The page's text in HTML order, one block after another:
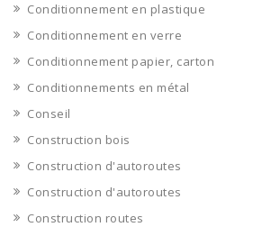
Conditionnement en plastique
Conditionnement en verre
Conditionnement papier, carton
Conditionnements en métal
Conseil
Construction bois
Construction d'autoroutes
Construction d'autoroutes
Construction routes